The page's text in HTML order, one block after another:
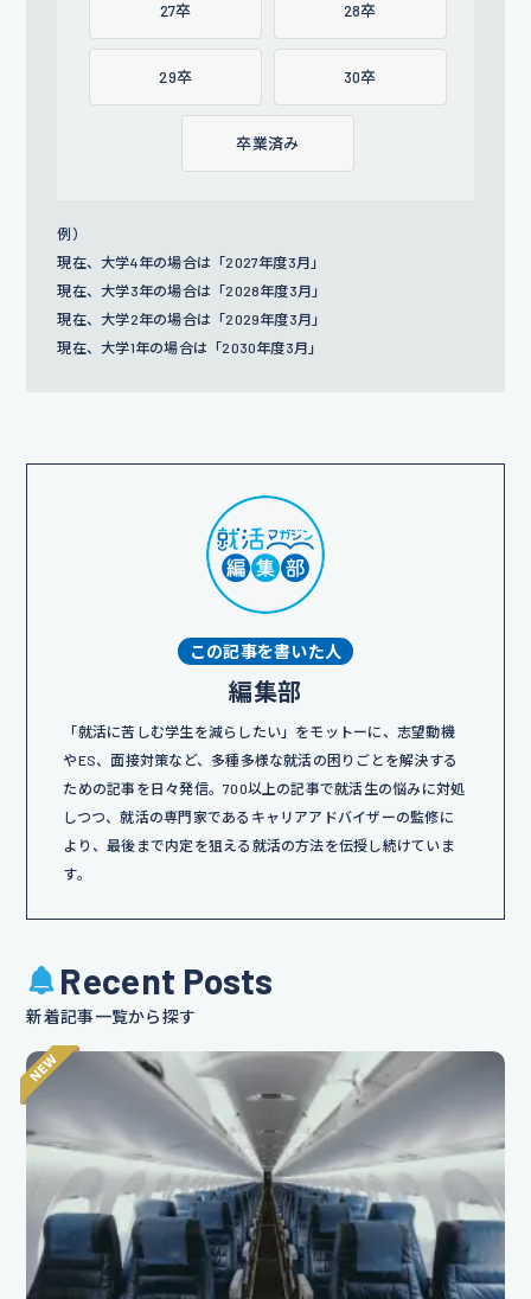
27卒 28卒
29卒 30卒
卒業済み
例）
現在、大学4年の場合は「2027年度3月」
現在、大学3年の場合は「2028年度3月」
現在、大学2年の場合は「2029年度3月」
現在、大学1年の場合は「2030年度3月」
この記事を書いた人
編集部
「就活に苦しむ学生を減らしたい」をモットーに、志望動機
やES、面接対策など、多種多様な就活の困りごとを解決する
ための記事を日々発信。700以上の記事で就活生の悩みに対処
しつつ、就活の専門家であるキャリアアドバイザーの監修に
より、最後まで内定を狙える就活の方法を伝授し続けていま
す。
Recent Posts
新着記事一覧から探す